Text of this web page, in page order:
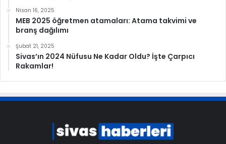
Nisan 16, 2025
MEB 2025 öğretmen atamaları: Atama takvimi ve
branş dağılımı
Şubat 21, 2025
Sivas’ın 2024 Nüfusu Ne Kadar Oldu? İşte Çarpıcı
Rakamlar!